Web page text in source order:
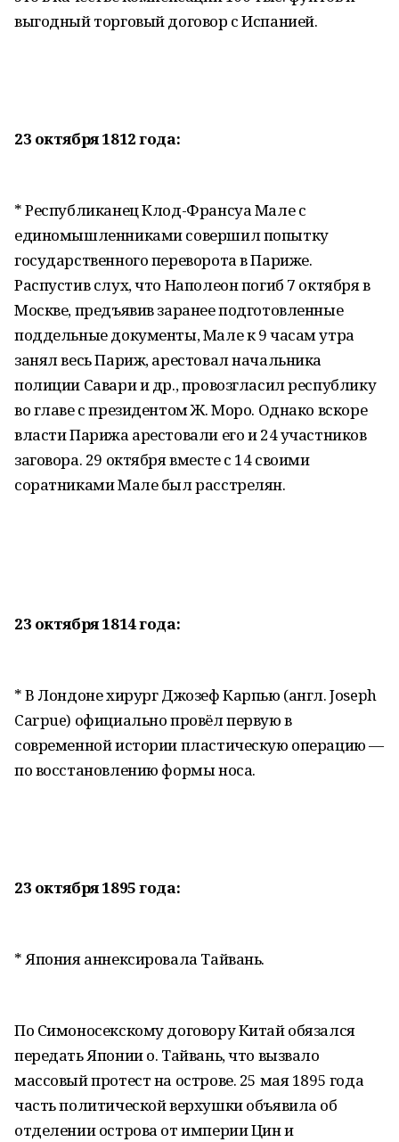
выгодный торговый договор с Испанией.
23 октября 1812 года:
* Республиканец Клод-Франсуа Мале с
единомышленниками совершил попытку
государственного переворота в Париже.
Распустив слух, что Наполеон погиб 7 октября в
Москве, предъявив заранее подготовленные
поддельные документы, Мале к 9 часам утра
занял весь Париж, арестовал начальника
полиции Савари и др., провозгласил республику
во главе с президентом Ж. Моро. Однако вскоре
власти Парижа арестовали его и 24 участников
заговора. 29 октября вместе с 14 своими
соратниками Мале был расстрелян.
23 октября 1814 года:
* В Лондоне хирург Джозеф Карпью (англ. Joseph
Carpue) официально провёл первую в
современной истории пластическую операцию —
по восстановлению формы носа.
23 октября 1895 года:
* Япония аннексировала Тайвань.
По Симоносекскому договору Китай обязался
передать Японии о. Тайвань, что вызвало
массовый протест на острове. 25 мая 1895 года
часть политической верхушки объявила об
отделении острова от империи Цин и